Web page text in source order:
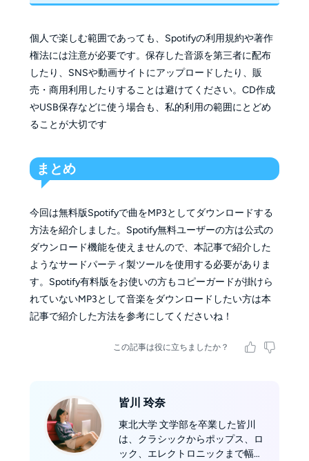
個人で楽しむ範囲であっても、Spotifyの利用規約や著作
権法には注意が必要です。保存した音源を第三者に配布
したり、SNSや動画サイトにアップロードしたり、販
売・商用利用したりすることは避けてください。CD作成
やUSB保存などに使う場合も、私的利用の範囲にとどめ
ることが大切です
まとめ
今回は無料版Spotifyで曲をMP3としてダウンロードする
方法を紹介しました。Spotify無料ユーザーの方は公式の
ダウンロード機能を使えませんので、本記事で紹介した
ようなサードパーティ製ツールを使用する必要がありま
す。Spotify有料版をお使いの方もコピーガードが掛けら
れていないMP3として音楽をダウンロードしたい方は本
記事で紹介した方法を参考にしてくださいね！
この記事は役に立ちましたか？
皆川 玲奈
東北大学 文学部を卒業した皆川
は、クラシックからポップス、ロ
ック、エレクトロニックまで幅広